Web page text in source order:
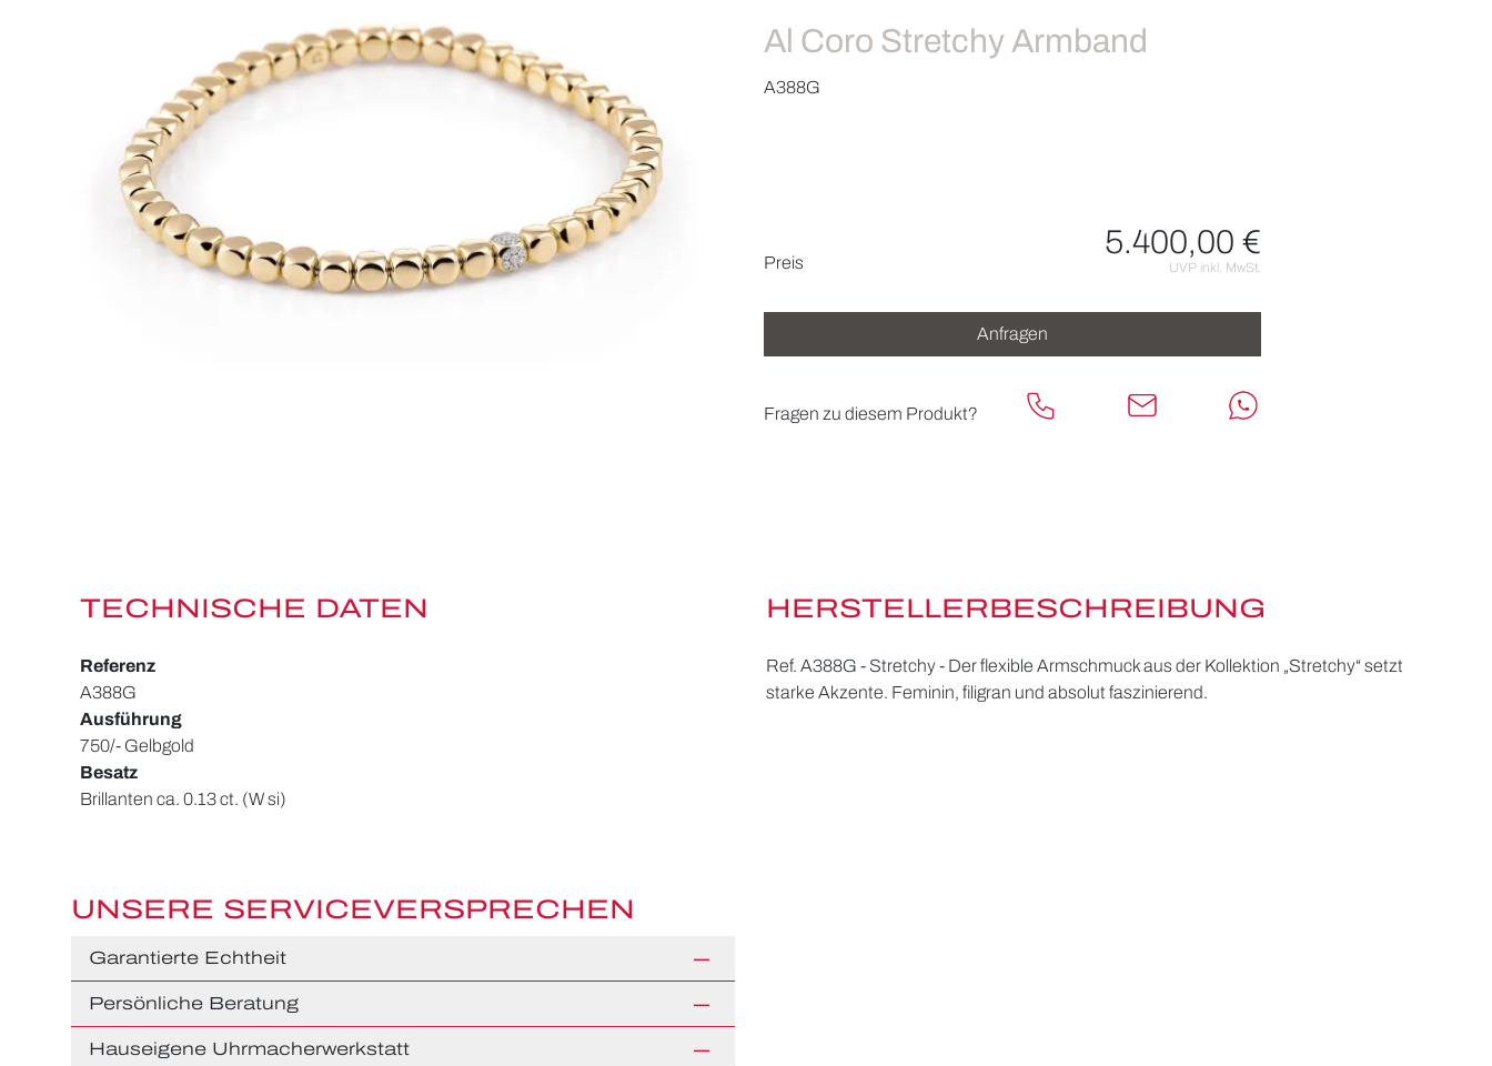
Al Coro Stretchy Armband
A388G
Preis
5.400,00 €
UVP inkl. MwSt.
Anfragen
Fragen zu diesem Produkt?
TECHNISCHE DATEN
Referenz
A388G
Ausführung
750/- Gelbgold
Besatz
Brillanten ca. 0.13 ct. (W si)
HERSTELLERBESCHREIBUNG
Ref. A388G - Stretchy - Der flexible Armschmuck aus der Kollektion „Stretchy“ setzt
starke Akzente. Feminin, filigran und absolut faszinierend.
UNSERE SERVICEVERSPRECHEN
Garantierte Echtheit
Persönliche Beratung
Hauseigene Uhrmacherwerkstatt